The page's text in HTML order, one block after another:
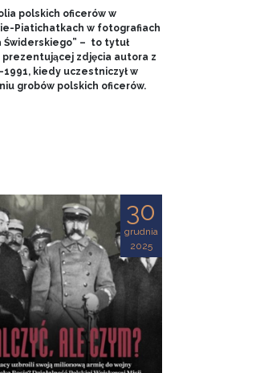
polskich oficerów w
Piatichatkach w fotografiach
Świderskiego” – to tytuł
prezentującej zdjęcia autora z
kiedy uczestniczył w
grobów polskich oficerów.
30
grudnia
2025